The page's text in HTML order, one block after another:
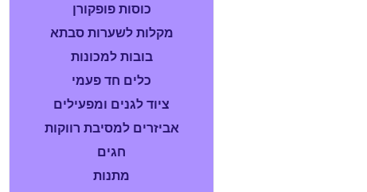
כוסות פופקורן
מקלות לשערות סבתא
בובות למכונות
כלים חד פעמי
ציוד לגנים ומפעילים
אביזרים למסיבת רווקות
חגים
מתנות